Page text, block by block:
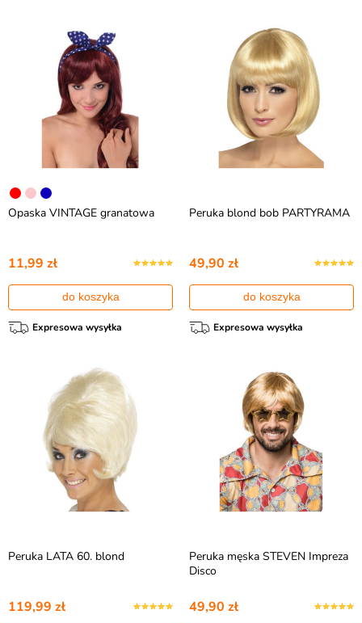
Opaska VINTAGE granatowa
11,99 zł
do koszyka
Expresowa wysyłka
Peruka blond bob PARTYRAMA
49,90 zł
do koszyka
Expresowa wysyłka
Peruka LATA 60. blond
119,99 zł
Peruka męska STEVEN Impreza
Disco
49,90 zł